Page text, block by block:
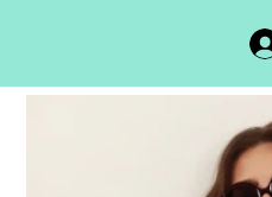
BLUSA 511584,999